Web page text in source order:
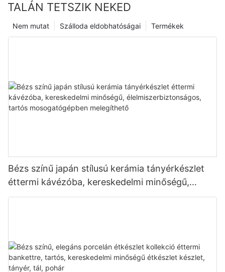
TALÁN TETSZIK NEKED
Termékek
Szálloda eldobhatóságai
Nem mutat
Bézs színű japán stílusú kerámia tányérkészlet
éttermi kávézóba, kereskedelmi minőségű,
élelmiszerbiztonságos, tartós mosogatógépben